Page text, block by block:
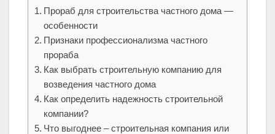
Прораб для строительства частного дома —
особенности
Признаки профессионализма частного
прораба
Как выбрать строительную компанию для
возведения частного дома
Как определить надежность строительной
компании?
Что выгоднее – строительная компания или